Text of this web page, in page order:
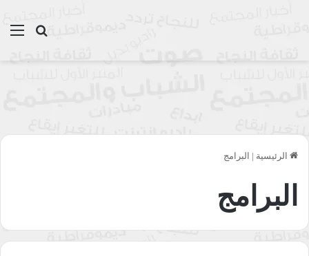
بحث
الرئيسية | البرامج
البرامج